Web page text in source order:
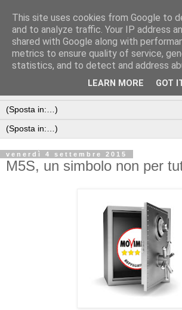
venerdì 4 settembre 2015
M5S, un simbolo non per
This site uses cookies from Google to
and to analyze traffic. Your IP address
shared with Google along with
metrics to ensure quality of service,
statistics, and to detect and address
LEARN MORE GOT